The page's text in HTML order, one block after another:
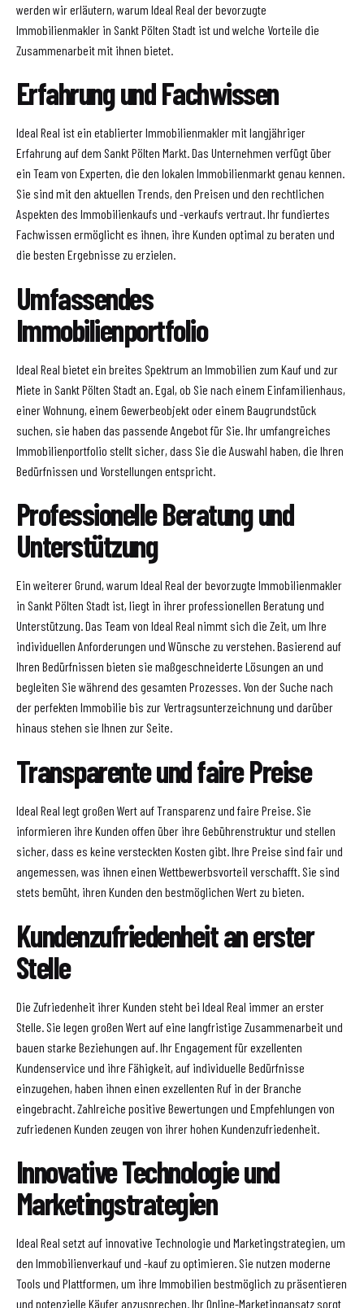
werden wir erläutern, warum Ideal Real der bevorzugte
Immobilienmakler in Sankt Pölten Stadt ist und welche Vorteile die
Zusammenarbeit mit ihnen bietet.
Erfahrung und Fachwissen
Ideal Real ist ein etablierter Immobilienmakler mit langjähriger
Erfahrung auf dem Sankt Pölten Markt. Das Unternehmen verfügt über
ein Team von Experten, die den lokalen Immobilienmarkt genau kennen.
Sie sind mit den aktuellen Trends, den Preisen und den rechtlichen
Aspekten des Immobilienkaufs und -verkaufs vertraut. Ihr fundiertes
Fachwissen ermöglicht es ihnen, ihre Kunden optimal zu beraten und
die besten Ergebnisse zu erzielen.
Umfassendes
Immobilienportfolio
Ideal Real bietet ein breites Spektrum an Immobilien zum Kauf und zur
Miete in Sankt Pölten Stadt an. Egal, ob Sie nach einem Einfamilienhaus,
einer Wohnung, einem Gewerbeobjekt oder einem Baugrundstück
suchen, sie haben das passende Angebot für Sie. Ihr umfangreiches
Immobilienportfolio stellt sicher, dass Sie die Auswahl haben, die Ihren
Bedürfnissen und Vorstellungen entspricht.
Professionelle Beratung und
Unterstützung
Ein weiterer Grund, warum Ideal Real der bevorzugte Immobilienmakler
in Sankt Pölten Stadt ist, liegt in ihrer professionellen Beratung und
Unterstützung. Das Team von Ideal Real nimmt sich die Zeit, um Ihre
individuellen Anforderungen und Wünsche zu verstehen. Basierend auf
Ihren Bedürfnissen bieten sie maßgeschneiderte Lösungen an und
begleiten Sie während des gesamten Prozesses. Von der Suche nach
der perfekten Immobilie bis zur Vertragsunterzeichnung und darüber
hinaus stehen sie Ihnen zur Seite.
Transparente und faire Preise
Ideal Real legt großen Wert auf Transparenz und faire Preise. Sie
informieren ihre Kunden offen über ihre Gebührenstruktur und stellen
sicher, dass es keine versteckten Kosten gibt. Ihre Preise sind fair und
angemessen, was ihnen einen Wettbewerbsvorteil verschafft. Sie sind
stets bemüht, ihren Kunden den bestmöglichen Wert zu bieten.
Kundenzufriedenheit an erster
Stelle
Die Zufriedenheit ihrer Kunden steht bei Ideal Real immer an erster
Stelle. Sie legen großen Wert auf eine langfristige Zusammenarbeit und
bauen starke Beziehungen auf. Ihr Engagement für exzellenten
Kundenservice und ihre Fähigkeit, auf individuelle Bedürfnisse
einzugehen, haben ihnen einen exzellenten Ruf in der Branche
eingebracht. Zahlreiche positive Bewertungen und Empfehlungen von
zufriedenen Kunden zeugen von ihrer hohen Kundenzufriedenheit.
Innovative Technologie und
Marketingstrategien
Ideal Real setzt auf innovative Technologie und Marketingstrategien, um
den Immobilienverkauf und -kauf zu optimieren. Sie nutzen moderne
Tools und Plattformen, um ihre Immobilien bestmöglich zu präsentieren
und potenzielle Käufer anzusprechen. Ihr Online-Marketingansatz sorgt